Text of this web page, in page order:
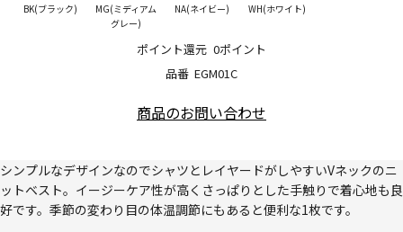
品番 EGM01C
ポイント還元 0ポイント
BK(ブラック)
MG(ミディアム
グレー)
NA(ネイビー) WH(ホワイト)
商品のお問い合わせ
シンプルなデザインなのでシャツとレイヤードがしやすいVネックのニ
ットベスト。イージーケア性が高くさっぱりとした手触りで着心地も良
好です。季節の変わり目の体温調節にもあると便利な1枚です。